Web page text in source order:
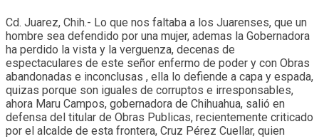
Cd. Juarez, Chih.- Lo que nos faltaba a los Juarenses, que un
hombre sea defendido por una mujer, ademas la Gobernadora
ha perdido la vista y la verguenza, decenas de
espectaculares de este señor enfermo de poder y con Obras
abandonadas e inconclusas , ella lo defiende a capa y espada,
quizas porque son iguales de corruptos e irresponsables,
ahora Maru Campos, gobernadora de Chihuahua, salió en
defensa del titular de Obras Publicas, recientemente criticado
por el alcalde de esta frontera, Cruz Pérez Cuellar, quien